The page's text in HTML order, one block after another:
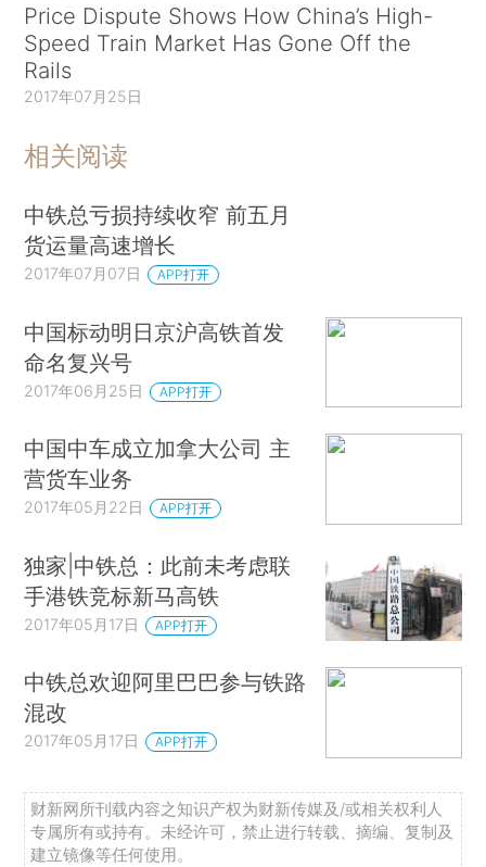
Price Dispute Shows How China’s High-
Speed Train Market Has Gone Off the
Rails
2017年07月25日
相关阅读
中铁总亏损持续收窄 前五月
货运量高速增长
2017年07月07日 APP打开
中国标动明日京沪高铁首发
命名复兴号
2017年06月25日 APP打开
中国中车成立加拿大公司 主
营货车业务
2017年05月22日 APP打开
独家|中铁总：此前未考虑联
手港铁竞标新马高铁
2017年05月17日 APP打开
中铁总欢迎阿里巴巴参与铁路
混改
2017年05月17日 APP打开
财新网所刊载内容之知识产权为财新传媒及/或相关权利人
专属所有或持有。未经许可，禁止进行转载、摘编、复制及
建立镜像等任何使用。